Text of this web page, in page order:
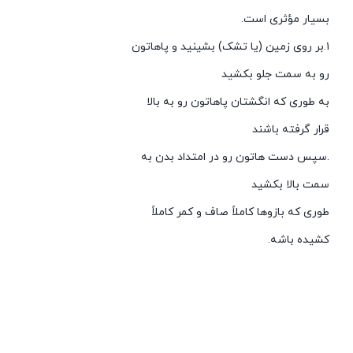
بسیار مؤثری است.
۱.بر روی زمین (یا تشک) بشینید و پاهاتون
رو به سمت جلو بکشید
به طوری که انگشتان پاهاتون رو به بالا
قرار گرفته باشند
.سپس دست هاتون رو در امتداد بدن به
سمت بالا بکشید
طوری که بازوها کاملاً صاف و کمر کاملاً
کشیده باشه.